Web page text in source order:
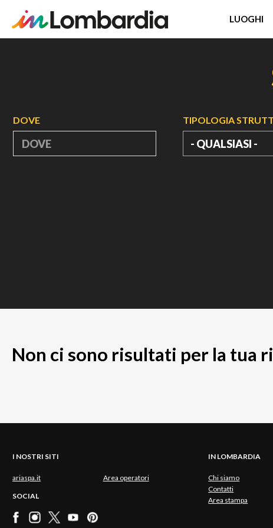
LUOGHI
DOVE TIPOLOGIA
- QUALSIASI -
Non ci sono risultati per la tua
I NOSTRI SITI
ariaspa.it Area operatori
SOCIAL
IN LOMBARDIA
Chi siamo
Contatti
Area stampa